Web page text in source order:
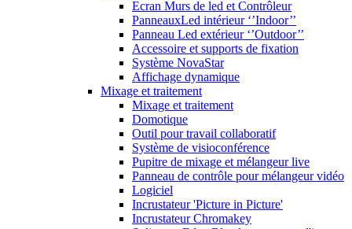
Ecran Murs de led et Contrôleur
PanneauxLed intérieur ‘’Indoor’’
Panneau Led extérieur ‘’Outdoor’’
Accessoire et supports de fixation
Système NovaStar
Affichage dynamique
Mixage et traitement
Mixage et traitement
Domotique
Outil pour travail collaboratif
Système de visioconférence
Pupitre de mixage et mélangeur live
Panneau de contrôle pour mélangeur vidéo
Logiciel
Incrustateur 'Picture in Picture'
Incrustateur Chromakey